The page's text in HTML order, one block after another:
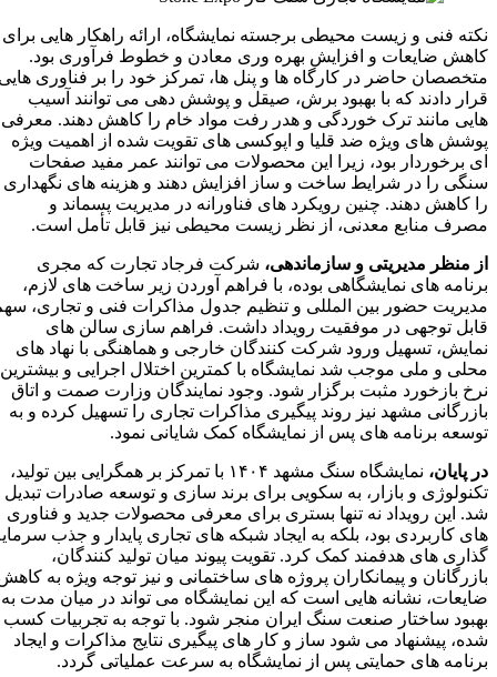
نکته فنی و زیست‌ محیطی برجسته نمایشگاه، ارائه راهکار هایی برای
کاهش ضایعات و افزایش بهره‌ وری معادن و خطوط فرآوری بود.
متخصصان حاضر در کارگاه‌ ها و پنل‌ ها، تمرکز خود را بر فناوری‌ هایی
قرار دادند که با بهبود برش، صیقل و پوشش‌ دهی می‌ توانند آسیب‌
هایی مانند ترک‌ خوردگی و هدر رفت مواد خام را کاهش دهند. معرفی
پوشش‌ های ویژه ضد قلیا و اپوکسی‌ های تقویت‌ شده از اهمیت ویژه‌
ای برخوردار بود، زیرا این محصولات می‌ توانند عمر مفید صفحات
سنگی را در شرایط ساخت‌ و ساز افزایش دهند و هزینه‌ های نگهداری
را کاهش دهند. چنین رویکرد های فناورانه در مدیریت پسماند و
مصرف منابع معدنی، از نظر زیست‌ محیطی نیز قابل‌ تأمل است.
از منظر مدیریتی و سازماندهی،شرکت فرجاد تجارت که مجری
برنامه‌ های نمایشگاهی بوده، با فراهم آوردن زیر ساخت‌ های لازم،
مدیریت حضور بین‌ المللی و تنظیم جدول مذاکرات فنی و تجاری، سهم
قابل‌ توجهی در موفقیت رویداد داشت. فراهم‌ سازی سالن‌ های
نمایش، تسهیل ورود شرکت‌ کنندگان خارجی و هماهنگی با نهاد های
محلی و ملی موجب شد نمایشگاه با کمترین اختلال اجرایی و بیشترین
نرخ بازخورد مثبت برگزار شود. وجود نمایندگان وزارت صمت و اتاق
بازرگانی مشهد نیز روند پیگیری مذاکرات تجاری را تسهیل کرده و به
توسعه برنامه‌ های پس از نمایشگاه کمک شایانی نمود.
در پایان،
نمایشگاه سنگ مشهد ۱۴۰۴ با تمرکز بر همگرایی بین تولید،
تکنولوژی و بازار، به سکویی برای برند سازی و توسعه صادرات تبدیل
شد. این رویداد نه تنها بستری برای معرفی محصولات جدید و فناوری‌
های کاربردی بود، بلکه به ایجاد شبکه‌ های تجاری پایدار و جذب سرمایه‌
گذاری‌ های هدفمند کمک کرد. تقویت پیوند میان تولید کنندگان،
بازرگانان و پیمانکاران پروژه‌ های ساختمانی و نیز توجه ویژه به کاهش
ضایعات، نشانه‌ هایی است که این نمایشگاه می‌ تواند در میان‌ مدت به
بهبود ساختار صنعت سنگ ایران منجر شود. با توجه به تجربیات کسب‌
شده، پیشنهاد می‌ شود ساز و کار های پیگیری نتایج مذاکرات و ایجاد
برنامه‌ های حمایتی پس از نمایشگاه به‌ سرعت عملیاتی گردد.